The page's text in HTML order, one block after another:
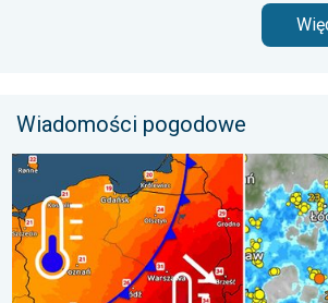
Wiadomości pogodowe
Groźne burze na pożegnanie upałów.